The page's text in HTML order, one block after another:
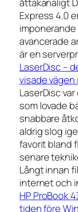
åttakanaligt
Express 4.0
avancerade
är en
LaserDisc –
visade vägen
LaserDisc
som lovade
snabbare
aldrig slog
favorit bland
senare
Långt innan
internet och
HP ProBook
tiden före